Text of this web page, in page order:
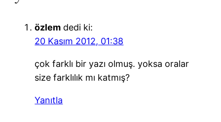
özlem dedi ki:
20 Kasım 2012, 01:38
çok farklı bir yazı olmuş. yoksa oralar
size farklılık mı katmış?
Yanıtla